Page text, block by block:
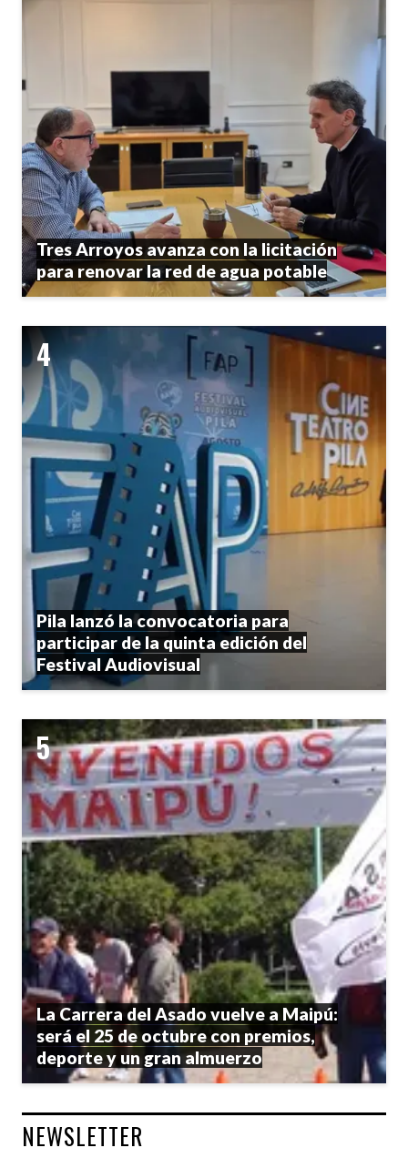
Tres Arroyos avanza con la licitación
para renovar la red de agua potable
Pila lanzó la convocatoria para
participar de la quinta edición del
Festival Audiovisual
La Carrera del Asado vuelve a Maipú:
será el 25 de octubre con premios,
deporte y un gran almuerzo
NEWSLETTER